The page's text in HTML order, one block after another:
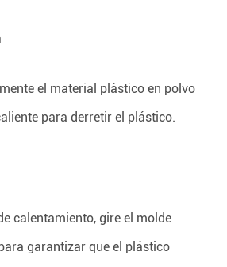
el material plástico en polvo
para derretir el plástico.
calentamiento, gire el molde
garantizar que el plástico